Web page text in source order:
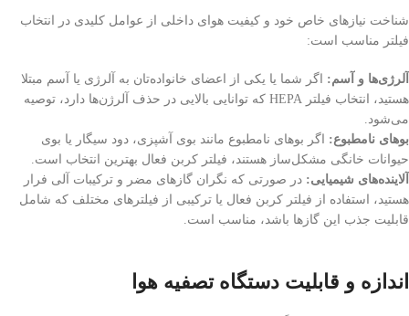
شناخت نیازهای خاص خود و کیفیت هوای داخلی از عوامل کلیدی در انتخاب
فیلتر مناسب است:
آلرژی‌ها و آسم: اگر شما یا یکی از اعضای خانواده‌تان به آلرژی یا آسم مبتلا
هستید، انتخاب فیلتر HEPA که توانایی بالایی در حذف آلرژن‌ها دارد، توصیه
می‌شود.
بوهای نامطبوع: اگر بوهای نامطبوع مانند بوی آشپزی، دود سیگار یا بوی
حیوانات خانگی مشکل‌ساز هستند، فیلتر کربن فعال بهترین انتخاب است.
آلاینده‌های شیمیایی: در صورتی که نگران گازهای مضر و ترکیبات آلی فرار
هستید، استفاده از فیلتر کربن فعال یا ترکیبی از فیلترهای مختلف که شامل
قابلیت جذب این گازها باشد، مناسب است.
اندازه و قابلیت دستگاه تصفیه هوا